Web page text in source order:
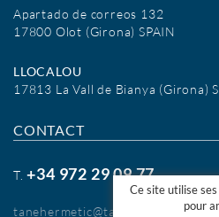
Apartado de correos 132
17800 Olot (Girona) SPAIN
LLOCALOU
17813 La Vall de Bianya (Girona)
CONTACT
T.+34 972 29 09 77
tanehermetic@tanehermetic.com
Ce site utilise
pour